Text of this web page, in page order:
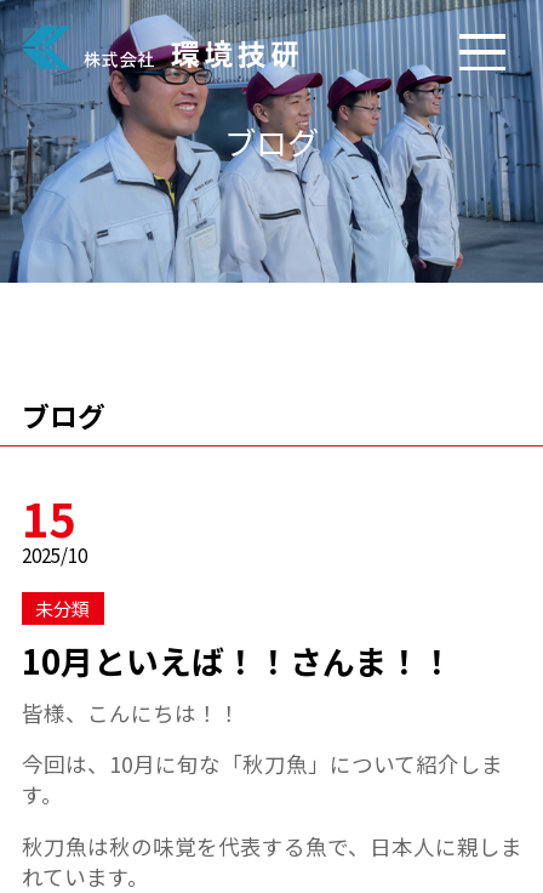
ブログ
ブログ
15
2025/10
未分類
10月といえば！！さんま！！
皆様、こんにちは！！
今回は、10月に旬な「秋刀魚」について紹介しま
す。
秋刀魚は秋の味覚を代表する魚で、日本人に親しま
れています。